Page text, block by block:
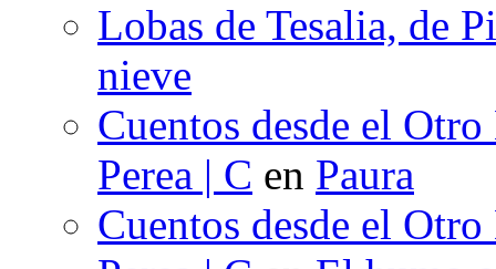
Lobas de Tesalia, de
nieve
Cuentos desde el
Perea | C en Paura
Cuentos desde el